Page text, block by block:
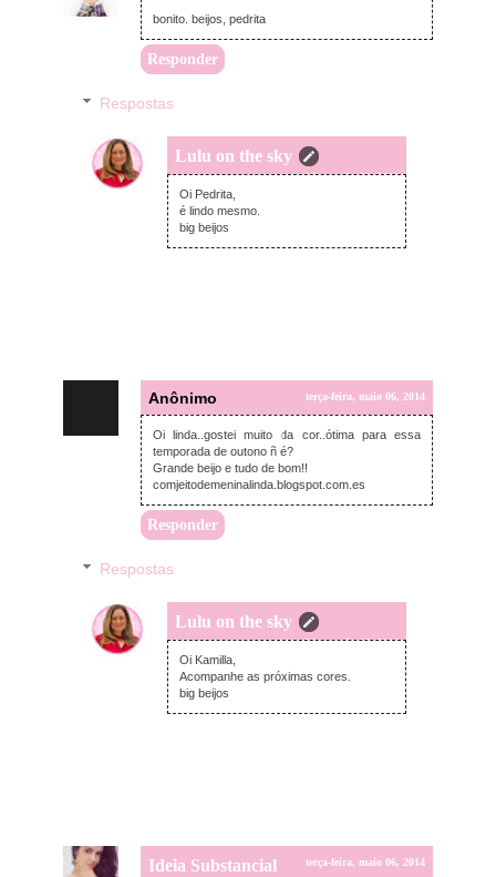
bonito. beijos, pedrita
Responder
Respostas
Lulu on the sky
terça-feira, maio 06, 2014
Oi Pedrita,
é lindo mesmo.
big beijos
Anônimo terça-feira, maio 06, 2014
Oi linda..gostei muito da cor..ótima para essa
temporada de outono ñ é?
Grande beijo e tudo de bom!!
comjeitodemeninalinda.blogspot.com.es
Responder
Respostas
Lulu on the sky
terça-feira, maio 06, 2014
Oi Kamilla,
Acompanhe as próximas cores.
big beijos
Ideia Substancial terça-feira, maio 06, 2014